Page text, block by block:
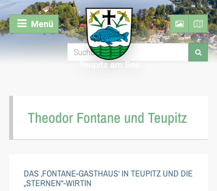
Menü
Theodor Fontane und Teupitz
DAS ‚FONTANE-GASTHAUS‘ IN TEUPITZ UND DIE
„STERNEN“-WIRTIN